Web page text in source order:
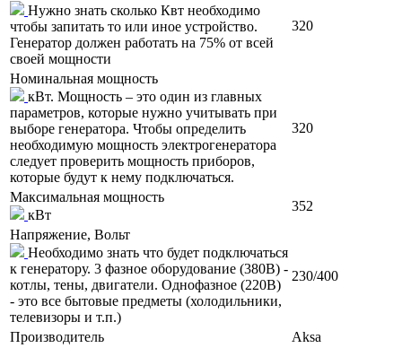
Нужно знать сколько Квт необходимо
чтобы запитать то или иное устройство.
Генератор должен работать на 75% от всей
своей мощности
320
Номинальная мощность
кВт. Мощность – это один из главных
параметров, которые нужно учитывать при
выборе генератора. Чтобы определить
необходимую мощность электрогенератора
следует проверить мощность приборов,
которые будут к нему подключаться.
320
Максимальная мощность
кВт
352
Напряжение, Вольт
Необходимо знать что будет подключаться
к генератору. 3 фазное оборудование (380В) -
котлы, тены, двигатели. Однофазное (220В)
- это все бытовые предметы (холодильники,
телевизоры и т.п.)
230/400
Производитель
Aksa